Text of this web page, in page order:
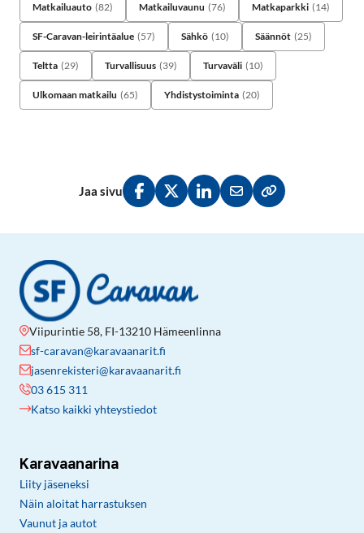
Matkailuauto (82) Matkailuvaunu (76) Matkaparkki (14)
SF-Caravan-leirintäalue (57) Sähkö (10) Säännöt (25)
Teltta (29) Turvallisuus (39) Turvaväli (10)
Ulkomaan matkailu (65) Yhdistystoiminta (20)
Jaa sivu
Jaa Facebookissa
Jaa Twitterissä
Jaa LinkedInissä
Jaa sähköpostitse
Kopioi linkki
Viipurintie 58, FI-13210 Hämeenlinna
sf-caravan@karavaanarit.fi
jasenrekisteri@karavaanarit.fi
03 615 311
Katso kaikki yhteystiedot
Karavaanarina
Liity jäseneksi
Näin aloitat harrastuksen
Vaunut ja autot